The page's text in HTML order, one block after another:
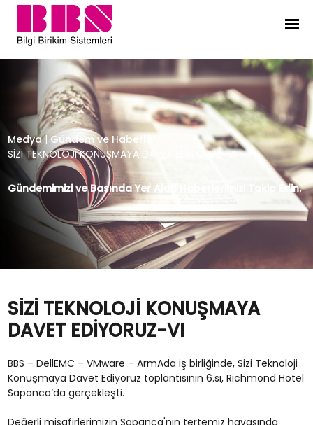
SİZİ TEKNOLOJİ KONUŞMAYA DAVET
Medya | Gündem ve Haberler
SİZİ TEKNOLOJİ KONUŞMAYA DAVET EDİYORUZ-VI
Gündemimizi ve Basında Yer Alan Haberlerimizi Takip Edin.
SİZİ TEKNOLOJİ KONUŞMAYA
DAVET EDİYORUZ-VI
BBS – DellEMC – VMware – ArmAda iş birliğinde, Sizi Teknoloji
Konuşmaya Davet Ediyoruz toplantısının 6.sı, Richmond Hotel
Sapanca‘da gerçekleşti.
Değerli misafirlerimizin Sapanca'nın tertemiz havasında